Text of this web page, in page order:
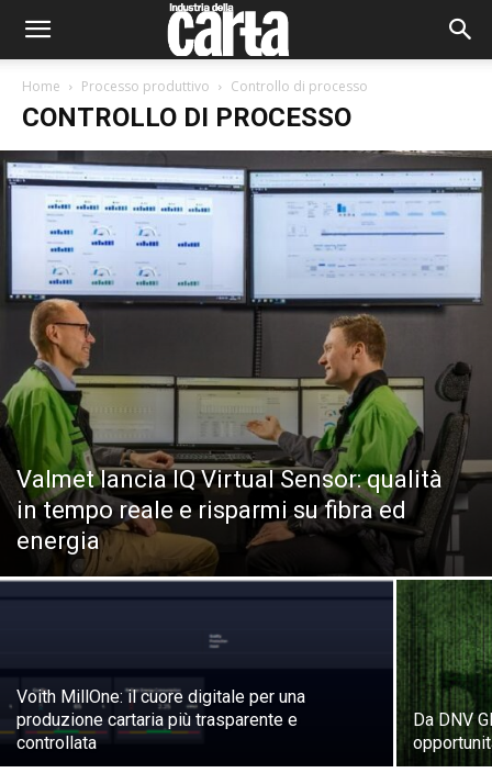
Home Processo produttivo Controllo di processo
CONTROLLO DI PROCESSO
Valmet lancia IQ Virtual Sensor: qualità
in tempo reale e risparmi su fibra ed
energia
Voith MillOne: il cuore digitale per una
produzione cartaria più trasparente e
controllata
Da DNV